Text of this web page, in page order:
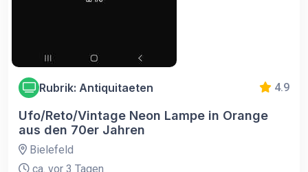
Rubrik: Antiquitaeten 4.9
Ufo/Reto/Vintage Neon Lampe in Orange
aus den 70er Jahren
Bielefeld
ca. vor 3 Tagen